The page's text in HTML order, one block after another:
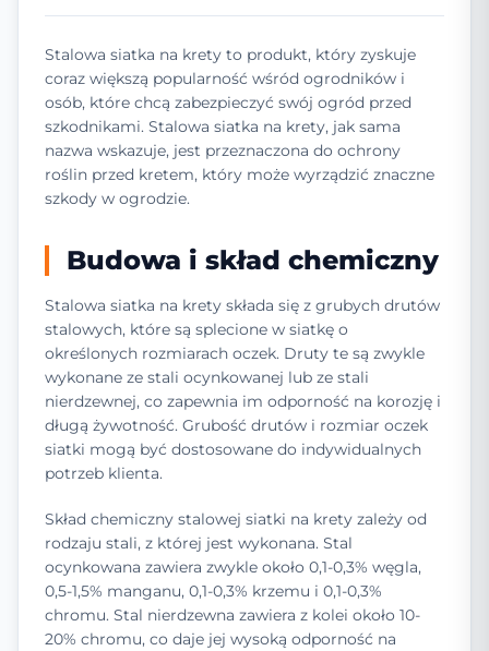
Stalowa siatka na krety to produkt, który zyskuje
coraz większą popularność wśród ogrodników i
osób, które chcą zabezpieczyć swój ogród przed
szkodnikami. Stalowa siatka na krety, jak sama
nazwa wskazuje, jest przeznaczona do ochrony
roślin przed kretem, który może wyrządzić znaczne
szkody w ogrodzie.
Budowa i skład chemiczny
Stalowa siatka na krety składa się z grubych drutów
stalowych, które są splecione w siatkę o
określonych rozmiarach oczek. Druty te są zwykle
wykonane ze stali ocynkowanej lub ze stali
nierdzewnej, co zapewnia im odporność na korozję i
długą żywotność. Grubość drutów i rozmiar oczek
siatki mogą być dostosowane do indywidualnych
potrzeb klienta.
Skład chemiczny stalowej siatki na krety zależy od
rodzaju stali, z której jest wykonana. Stal
ocynkowana zawiera zwykle około 0,1-0,3% węgla,
0,5-1,5% manganu, 0,1-0,3% krzemu i 0,1-0,3%
chromu. Stal nierdzewna zawiera z kolei około 10-
20% chromu, co daje jej wysoką odporność na